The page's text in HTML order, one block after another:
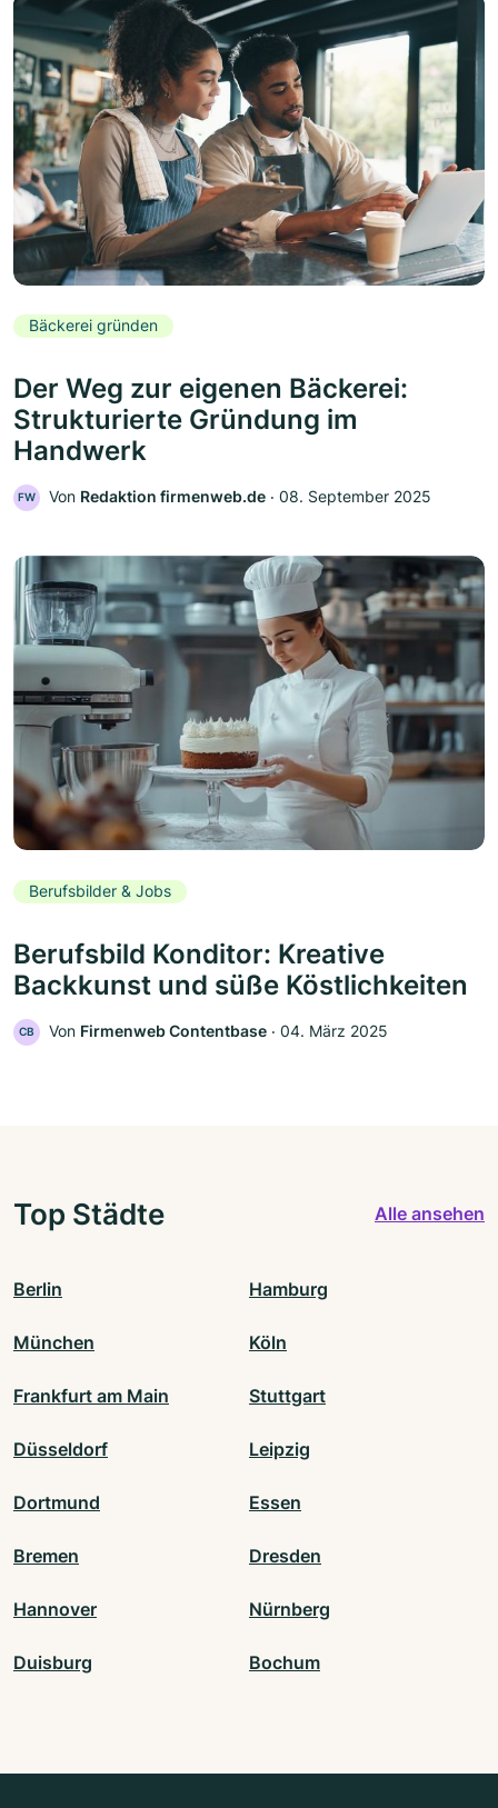
Bäckerei gründen
Der Weg zur eigenen Bäckerei:
Strukturierte Gründung im
Handwerk
FW Von Redaktion firmenweb.de ‧ 08. September 2025
Berufsbilder & Jobs
Berufsbild Konditor: Kreative
Backkunst und süße Köstlichkeiten
CB Von Firmenweb Contentbase ‧ 04. März 2025
Top Städte Alle ansehen
Berlin Hamburg
München Köln
Frankfurt am Main Stuttgart
Düsseldorf Leipzig
Dortmund Essen
Bremen Dresden
Hannover Nürnberg
Duisburg Bochum